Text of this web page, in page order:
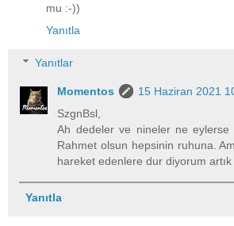
mu :-))
Yanıtla
Yanıtlar
Momentos
15 Haziran 2021
SzgnBsl,
Ah dedeler ve nineler ne eylerse
Rahmet olsun hepsinin ruhuna.
hareket edenlere dur diyorum
Yanıtla